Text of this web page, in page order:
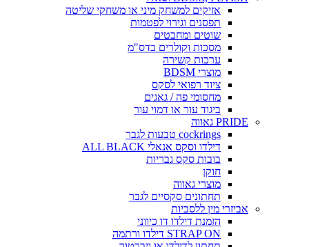
אזיקים למשחק מיני או משחקי שליטה
תפסנים וגירוי לפטמות
שוטים ומחבטים
מסכות וקולרים בדס"מ
ערכות קשירה
מוצרי BDSM
ציוד רפואי לסקס
מחסומי פה / גאגים
ביגוד עור או דמוי עור
PRIDE גאווה
cockrings טבעות לגבר
דילדו וסקס אנאלי ALL BLACK
בובות סקס גבריות
חוקן
מוצרי גאווה
תחתונים סקסיים לגבר
אביזרי מין ללסביות
הזמנת דילדו דו כיווני
STRAP ON דילדו ורתמה